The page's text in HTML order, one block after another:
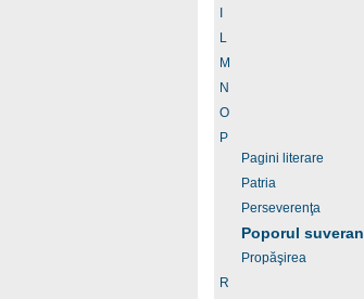
L
M
N
O
P
Pagini literare
Patria
Perseverenţa
Poporul suveran
Propăşirea
R